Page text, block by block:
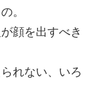
。
顔を出すべき
れない、いろ